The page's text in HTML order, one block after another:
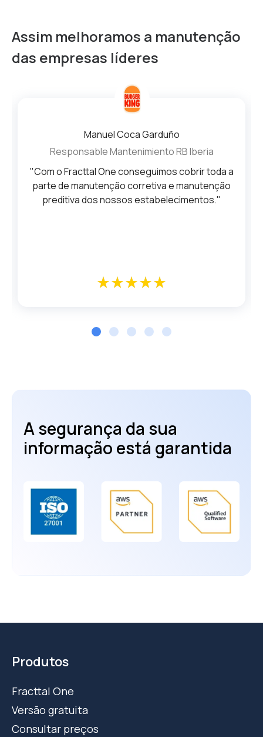
Assim melhoramos a manutenção
das empresas líderes
Manuel Coca Garduño
Responsable Mantenimiento RB Iberia
"Com o Fracttal One conseguimos cobrir toda a
parte de manutenção corretiva e manutenção
preditiva dos nossos estabelecimentos."
star_ratestar_ratestar_ratestar_ratestar_rate
star_ratestar_ratestar_ratestar_ratestar_rate
A segurança da sua
informação está garantida
Produtos
Fracttal One
Versão gratuita
Consultar preços